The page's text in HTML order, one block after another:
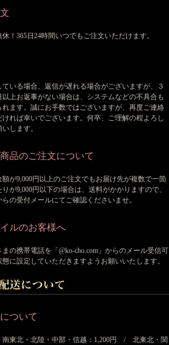
休！365日24時間いつでもご注文いただけます。
ている場合、返信が遅れる場合がございますが、３
以上お返事がない場合は、システムなどの不具合も
れます。誠にお手数ではございますが、再度ご連絡
ければ幸いでございます。何卒、ご理解の程よろし
いします。
品のご注文について
額が9,000円以上のご注文でもお届け先が複数で一箇
りが9,000円以下の場合は、送料がかかりますので、
らの受付メールにてご確認くださいませ。
ルのお客様へ
まの携帯電話を「@ko-cho.com」からのメール受信可
態に設定していただきますようお願いいたします。
ついて
南東北・北陸・中部・信越：1,200円 / 北東北・関